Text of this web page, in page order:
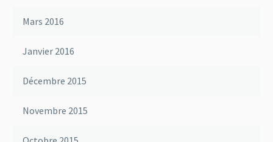
Mars 2016
Janvier 2016
Décembre 2015
Novembre 2015